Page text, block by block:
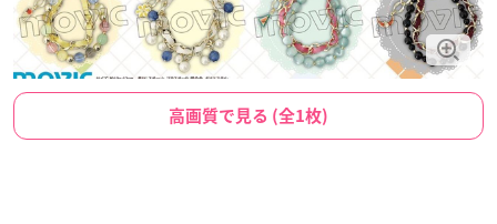
高画質で見る (全1枚)